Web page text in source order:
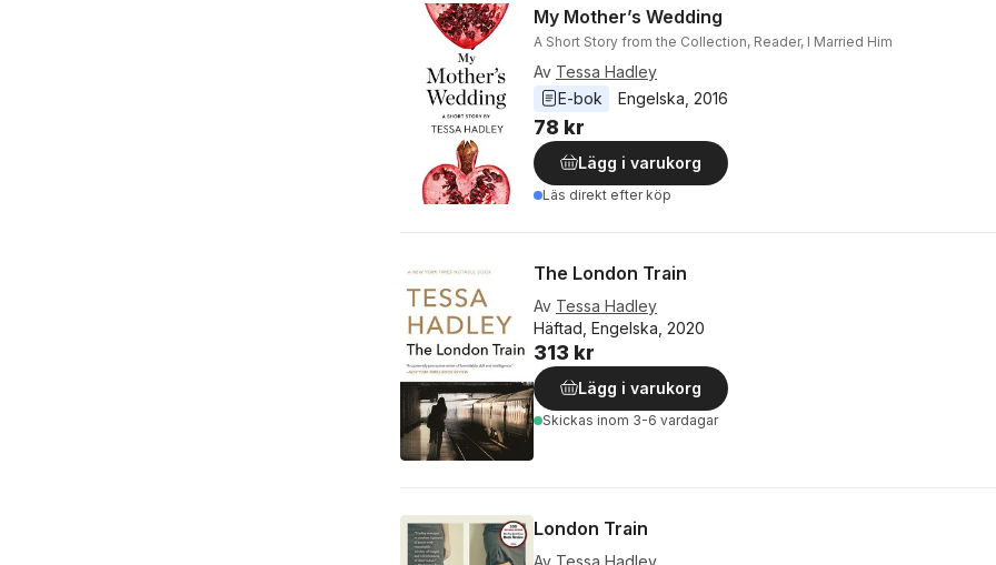
My Mother’s Wedding
A Short Story from the Collection, Reader, I Married Him
Av Tessa Hadley
E-bok
Engelska 2016
78 kr
Lägg i varukorg
Läs direkt efter köp
The London Train
Av Tessa Hadley
Häftad, Engelska, 2020
313 kr
Lägg i varukorg
Skickas inom 3-6 vardagar
London Train
Av Tessa Hadley